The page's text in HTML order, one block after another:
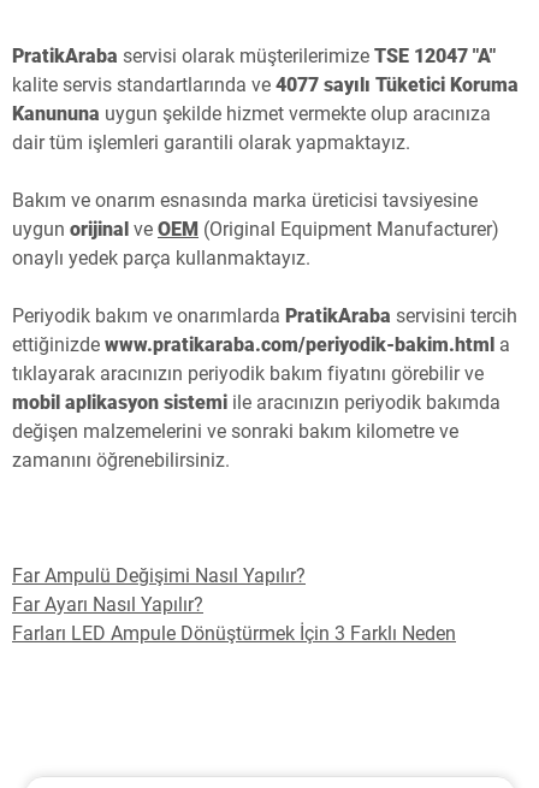
PratikAraba servisi olarak müşterilerimize TSE 12047 "A"
kalite servis standartlarında ve 4077 sayılı Tüketici Koruma
Kanununa uygun şekilde hizmet vermekte olup aracınıza
dair tüm işlemleri garantili olarak yapmaktayız.
Bakım ve onarım esnasında marka üreticisi tavsiyesine
uygun orijinal ve OEM (Original Equipment Manufacturer)
onaylı yedek parça kullanmaktayız.
Periyodik bakım ve onarımlarda PratikAraba servisini tercih
ettiğinizde www.pratikaraba.com/periyodik-bakim.html a
tıklayarak aracınızın periyodik bakım fiyatını görebilir ve
mobil aplikasyon sistemi ile aracınızın periyodik bakımda
değişen malzemelerini ve sonraki bakım kilometre ve
zamanını öğrenebilirsiniz.
Far Ampulü Değişimi Nasıl Yapılır?
Far Ayarı Nasıl Yapılır?
Farları LED Ampule Dönüştürmek İçin 3 Farklı Neden